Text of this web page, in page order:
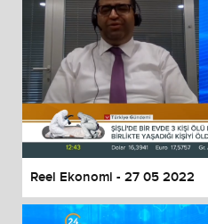
Reel Ekonomi - 27 05 2022